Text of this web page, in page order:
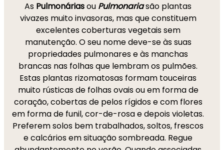
As Pulmonáriasou Pulmonariasão plantas
vivazes muito invasoras, mas que constituem
excelentes coberturas vegetais sem
manutenção. O seu nome deve-se às suas
propriedades pulmonares e às manchas
brancas nas folhas que lembram os pulmões.
Estas plantas rizomatosas formam touceiras
muito rústicas de folhas ovais ou em forma de
coração, cobertas de pelos rígidos e com flores
em forma de funil, cor-de-rosa e depois violetas.
Preferem solos bem trabalhados, soltos, frescos
e calcários em situação sombreada. Regue